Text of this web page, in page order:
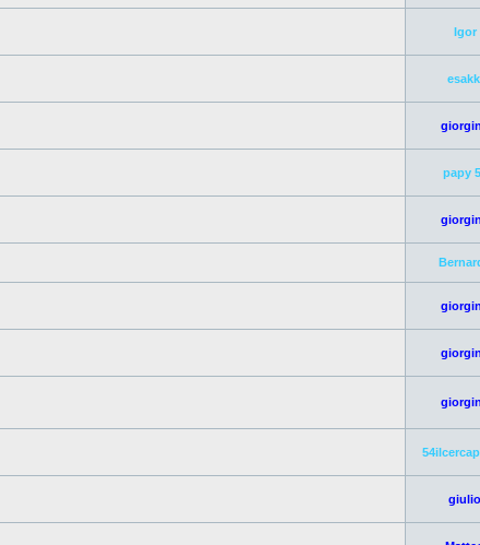
Igor
papy
giulio